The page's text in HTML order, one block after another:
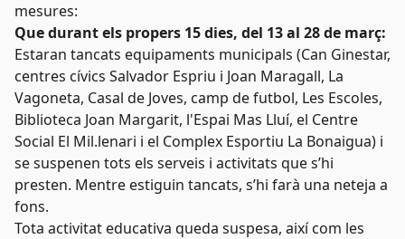
mesures:
Que durant els propers 15 dies, del 13 al 28 de març:
Estaran tancats equipaments municipals (Can Ginestar,
centres cívics Salvador Espriu i Joan Maragall, La
Vagoneta, Casal de Joves, camp de futbol, Les Escoles,
Biblioteca Joan Margarit, l'Espai Mas Lluí, el Centre
Social El Mil.lenari i el Complex Esportiu La Bonaigua) i
se suspenen tots els serveis i activitats que s’hi
presten. Mentre estiguin tancats, s’hi farà una neteja a
fons.
Tota activitat educativa queda suspesa, així com les